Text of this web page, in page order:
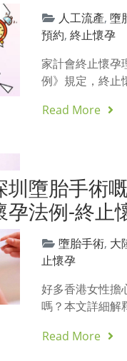
人工流產,墮
預約,終止懷孕
家計會終止懷孕
例》規定，終
Read More
圳墮胎手術
孕法例-終止
墮胎手術, 大
止懷孕
好多香港女性擔
嗎？本文詳細
Read More